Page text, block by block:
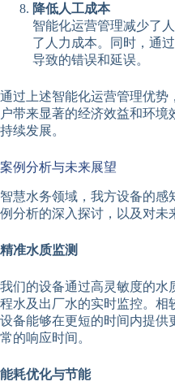
降低人工成本
智能化运营管理减少了
了人力成本。同时，通
导致的错误和延误。
通过上述智能化运营管理优势
户带来显著的经济效益和环
持续发展。
案例分析与未来展望
智慧水务领域，我方设备的感
例分析的深入探讨，以及对未
精准水质监测
我们的设备通过高灵敏度的水
程水及出厂水的实时监控。相
设备能够在更短的时间内提供
常的响应时间。
能耗优化与节能